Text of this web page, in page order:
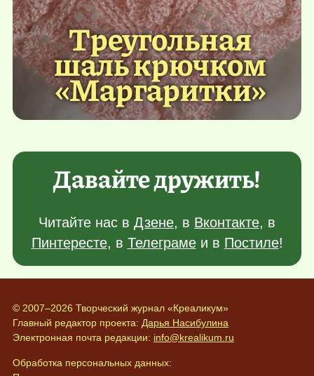
Треугольная
шаль крючком
«Маргаритки»
Давайте дружить!
Читайте нас в Дзене, в Вконтакте, в
Пинтересте, в Телеграмеи в Постиле!
© 2007–2026 Творческий журнал «Креаликум»
Главный редактор проекта: Дарья Насибулина
Электронная почта редакции: info@krealikum.ru
Обработка персональных данных: